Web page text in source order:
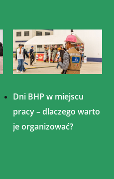
Dni BHP w miejscu
pracy – dlaczego warto
je organizować?